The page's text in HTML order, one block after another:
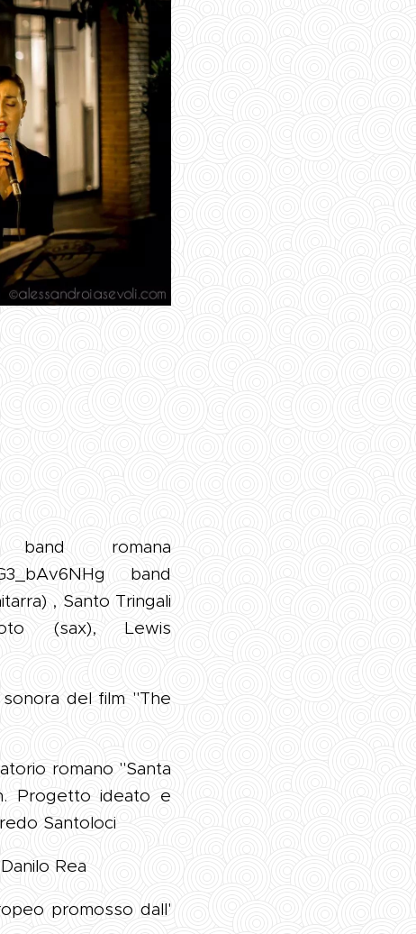
romana
band
, Santo Tringali
(sax), Lewis
del film "The
romano "Santa
Progetto ideato e
Santoloci
Rea
promosso dall'